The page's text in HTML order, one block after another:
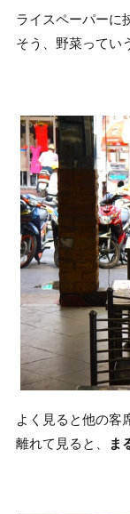
ライスペーパーに
そう、野菜ってい
よく見ると他の客
離れて見ると、
ま